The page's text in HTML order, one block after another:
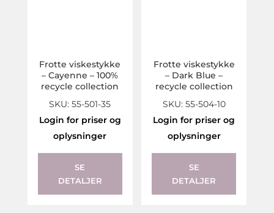
Frotte viskestykke
– Cayenne – 100%
recycle collection
SKU: 55-501-35
Login for priser og
oplysninger
SE
DETALJER
Frotte viskestykke
– Dark Blue –
recycle collection
SKU: 55-504-10
Login for priser og
oplysninger
SE
DETALJER